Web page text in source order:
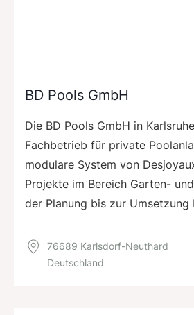
BD Pools GmbH
Die BD Pools GmbH in
Fachbetrieb für private
modulare System von
Projekte im Bereich Garten-
der Planung bis zur Umsetzung
76689 Karlsdorf-Neuthard
Deutschland